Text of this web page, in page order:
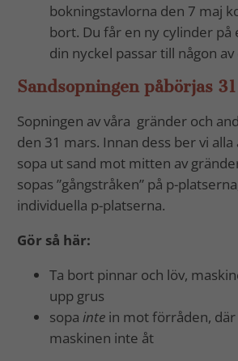
bokningstavlorna den 7 maj
bort. Du får en ny cylinder
din nyckel passar till någon
Sandsopningen påbörjas
Sopningen av våra gränder och
den 31 mars. Innan dess ber vi
sopa ut sand mot mitten av
sopas ”gångstråken” på p-
individuella p-platserna.
Gör så här:
Ta bort pinnar och löv,
upp grus
sopa inte in mot förråden,
maskinen inte åt